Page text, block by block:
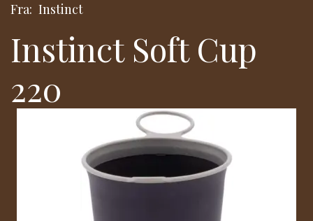
Fra: Instinct
Instinct Soft Cup
220